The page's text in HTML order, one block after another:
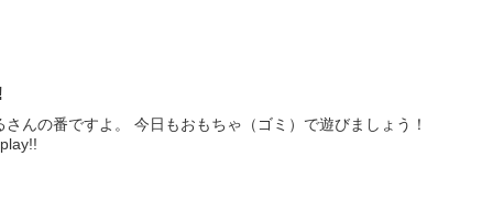
んの番ですよ。 今日もおもちゃ（ゴミ）で遊びましょう！